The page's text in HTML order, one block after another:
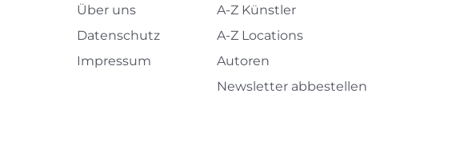
Über uns
Datenschutz
Impressum
A-Z Künstler
A-Z Locations
Autoren
Newsletter abbestellen